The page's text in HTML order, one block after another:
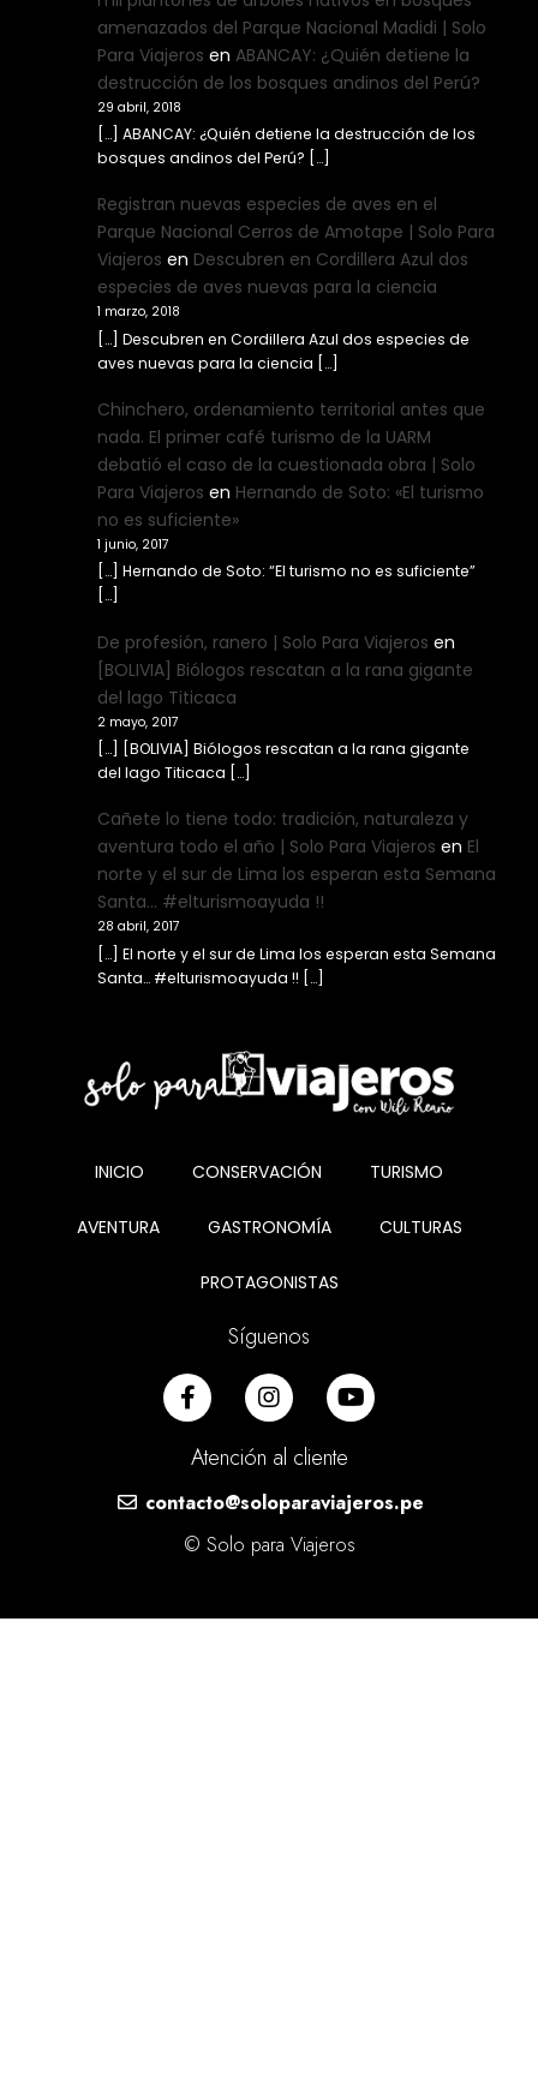
amenazados del Parque Nacional Madidi | Solo
Para Viajeros en ABANCAY: ¿Quién detiene la
destrucción de los bosques andinos del Perú?
29 abril, 2018
[…] ABANCAY: ¿Quién detiene la destrucción de los
bosques andinos del Perú? […]
Registran nuevas especies de aves en el
Parque Nacional Cerros de Amotape | Solo Para
Viajeros en Descubren en Cordillera Azul dos
especies de aves nuevas para la ciencia
1 marzo, 2018
[…] Descubren en Cordillera Azul dos especies de
aves nuevas para la ciencia […]
Chinchero, ordenamiento territorial antes que
nada. El primer café turismo de la UARM
debatió el caso de la cuestionada obra | Solo
Para Viajeros en Hernando de Soto: «El turismo
no es suficiente»
1 junio, 2017
[…] Hernando de Soto: “El turismo no es suficiente”
[…]
De profesión, ranero | Solo Para Viajeros en
[BOLIVIA] Biólogos rescatan a la rana gigante
del lago Titicaca
2 mayo, 2017
[…] [BOLIVIA] Biólogos rescatan a la rana gigante
del lago Titicaca […]
Cañete lo tiene todo: tradición, naturaleza y
aventura todo el año | Solo Para Viajeros en El
norte y el sur de Lima los esperan esta Semana
Santa… #elturismoayuda !!
28 abril, 2017
[…] El norte y el sur de Lima los esperan esta Semana
Santa… #elturismoayuda !! […]
INICIO CONSERVACIÓN TURISMO
AVENTURA GASTRONOMÍA CULTURAS
PROTAGONISTAS
Síguenos
Atención al cliente
contacto@soloparaviajeros.pe
© Solo para Viajeros